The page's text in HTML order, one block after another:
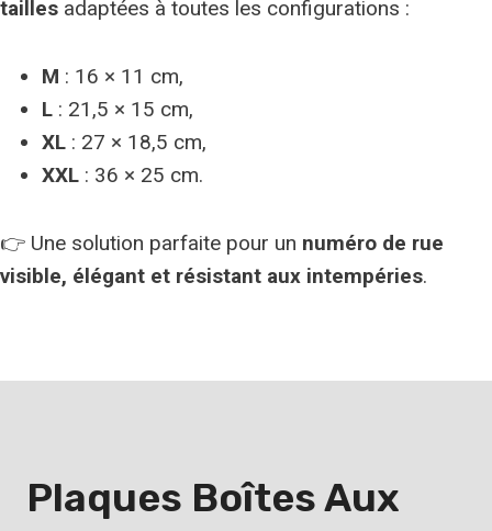
tailles adaptées à toutes les configurations :
M : 16 × 11 cm,
L : 21,5 × 15 cm,
XL : 27 × 18,5 cm,
XXL : 36 × 25 cm.
👉 Une solution parfaite pour un numéro de rue
visible, élégant et résistant aux intempéries.
Plaques Boîtes Aux